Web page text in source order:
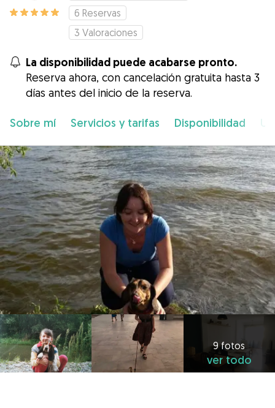
6 Reservas
3 Valoraciones
La disponibilidad puede acabarse pronto.
Reserva ahora, con cancelación gratuita hasta 3
días antes del inicio de la reserva.
Sobre mí Servicios y tarifas Disponibilidad
9 fotos
ver todo